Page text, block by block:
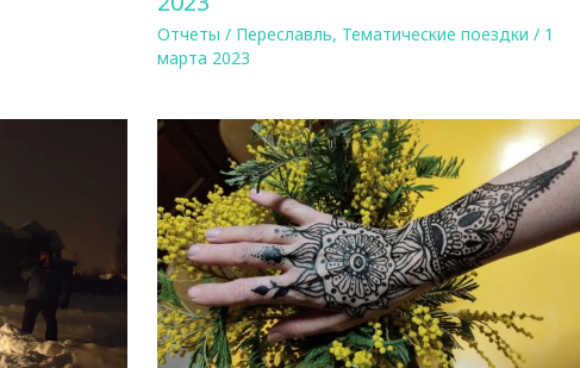
Отчеты / Переславль, Тематические поездки / 1
марта 2023